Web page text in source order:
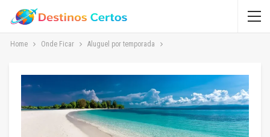
Home Onde Ficar Aluguel por temporada